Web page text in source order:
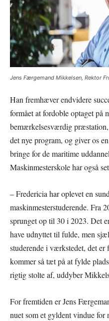
Jens Færgemand Mikkelsen, Rektor
Han fremhæver endvidere
formået at fordoble optaget på
bemærkelsesværdig
det nye program, og giver os
bringe for de maritime
Maskinmesterskole har også
– Fredericia har oplevet en
maskinmesterstuderende. Fra
sprunget op til 30 i 2023. Det
have udnyttet til fulde, men
studerende i værkstedet, det er
kommer så tæt på at fylde
rigtig stolte af, uddyber
For fremtiden er Jens
nuet som et gyldent vindue for